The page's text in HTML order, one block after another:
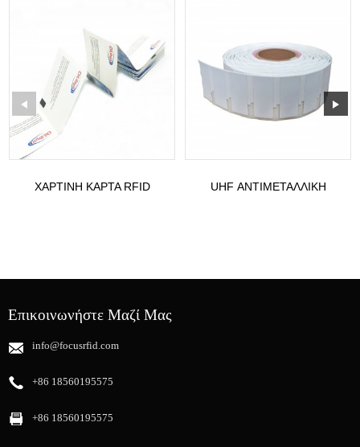
ΧΆΡΤΙΝΗ ΚΆΡΤΑ RFID
UHF ΑΝΤΙΜΕΤΑΛΛΙΚΉ
Επικοινωνήστε Μαζί Μας
info@focusrfid.com
+86 18560195575
+86 18560195575